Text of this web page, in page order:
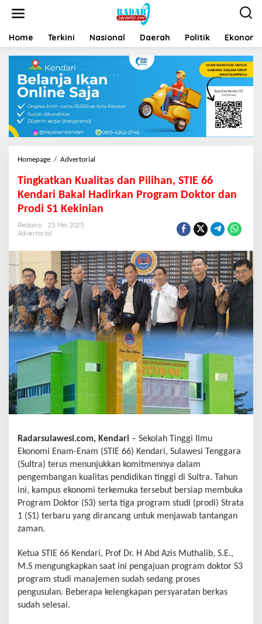
Home Terkini Nasional Daerah Politik
Homepage / Advertorial
Tingkatkan Kualitas dan Pilihan, STIE 66
Kendari Bakal Hadirkan Program Doktor dan
Prodi S1 Kekinian
Redaksi
25 Mei 2025
Advertorial
Radarsulawesi.com, Kendari – Sekolah Tinggi Ilmu
Ekonomi Enam-Enam (STIE 66) Kendari, Sulawesi Tenggara
(Sultra) terus menunjukkan komitmennya dalam
pengembangan kualitas pendidikan tinggi di Sultra. Tahun
ini, kampus ekonomi terkemuka tersebut bersiap membuka
Program Doktor (S3) serta tiga program studi (prodi) Strata
1 (S1) terbaru yang dirancang untuk menjawab tantangan
zaman.
Ketua STIE 66 Kendari, Prof Dr. H Abd Azis Muthalib, S.E.,
M.S mengungkapkan saat ini pengajuan program doktor S3
program studi manajemen sudah sedang proses
pengusulan. Beberapa kelengkapan persyaratan berkas
sudah selesai.